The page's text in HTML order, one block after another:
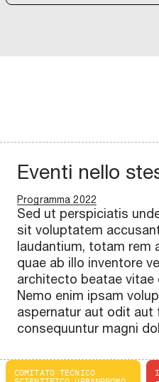
Eventi nello
Programma 2022
Sed ut perspiciatis
sit voluptatem
laudantium, totam rem
quae ab illo inventore
architecto beatae
Nemo enim ipsam
aspernatur aut odit aut
consequuntur magni
COMITATO TECNICO